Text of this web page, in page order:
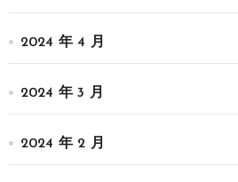
2024 年 4 月
2024 年 3 月
2024 年 2 月